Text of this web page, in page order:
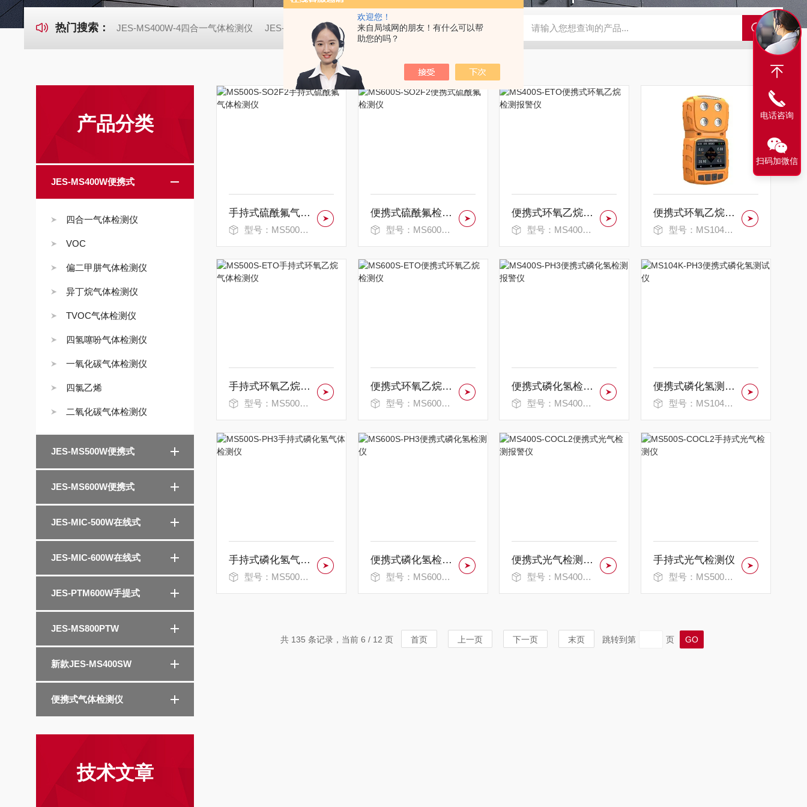
欢迎您！
来自局域网的朋友！有什么可以帮
助您的吗？
热门搜索： JES-MS400W-4四合一气体检测仪 JES-MS400W-CO2二氧化碳气体检测仪 JES-MS400W-C2H8N2偏二甲肼气体检测仪 JES-MS400W-CO一氧化碳气体检测仪
产品分类
JES-MS400W便携式
四合一气体检测仪
VOC
偏二甲肼气体检测仪
异丁烷气体检测仪
TVOC气体检测仪
四氢噻吩气体检测仪
一氧化碳气体检测仪
四氯乙烯
二氧化碳气体检测仪
JES-MS500W便携式
JES-MS600W便携式
JES-MIC-500W在线式
JES-MIC-600W在线式
JES-PTM600W手提式
JES-MS800PTW
新款JES-MS400SW
便携式气体检测仪
技术文章
手持式硫酰氟气体检测仪
型号：MS500S-SO2F2
便携式硫酰氟检测仪
型号：MS600S-SO2F2
便携式环氧乙烷检测报警仪
型号：MS400S-ETO
便携式环氧乙烷测试仪
型号：MS104K-ETO
手持式环氧乙烷气体检测仪
型号：MS500S-ETO
便携式环氧乙烷检测仪
型号：MS600S-ETO
便携式磷化氢检测报警仪
型号：MS400S-PH3
便携式磷化氢测试仪
型号：MS104K-PH3
手持式磷化氢气体检测仪
型号：MS500S-PH3
便携式磷化氢检测仪
型号：MS600S-PH3
便携式光气检测报警仪
型号：MS400S-COCL2
手持式光气检测仪
型号：MS500S-COCL2
共 135 条记录，当前 6 / 12 页 首页 上一页 下一页 末页 跳转到第 页
电话咨询
扫码加微信